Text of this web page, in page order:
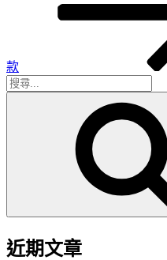
款
搜
近期文章